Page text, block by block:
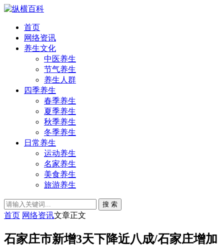
首页
网络资讯
养生文化
中医养生
节气养生
养生人群
四季养生
春季养生
夏季养生
秋季养生
冬季养生
日常养生
运动养生
名家养生
美食养生
旅游养生
搜 索
首页 网络资讯文章正文
石家庄市新增3天下降近八成/石家庄增加